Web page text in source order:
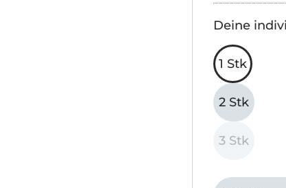
Deine
1 Stk
2 Stk
3 Stk